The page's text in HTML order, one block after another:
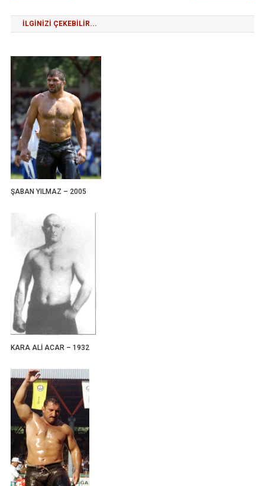
gezinmesi
İLGINIZI ÇEKEBILIR...
ŞABAN YILMAZ – 2005
KARA ALİ ACAR – 1932